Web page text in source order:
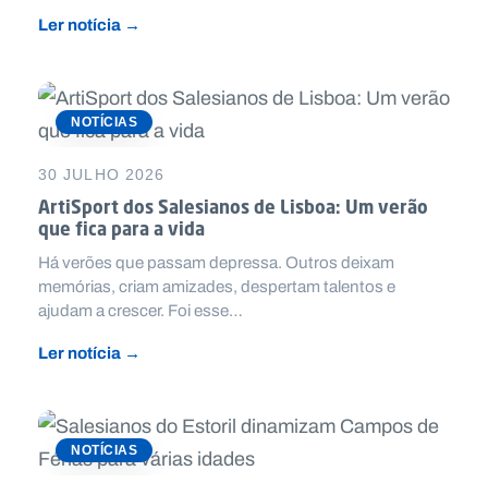
Ler notícia →
NOTÍCIAS
30 JULHO 2026
ArtiSport dos Salesianos de Lisboa: Um verão
que fica para a vida
Há verões que passam depressa. Outros deixam
memórias, criam amizades, despertam talentos e
ajudam a crescer. Foi esse…
Ler notícia →
NOTÍCIAS